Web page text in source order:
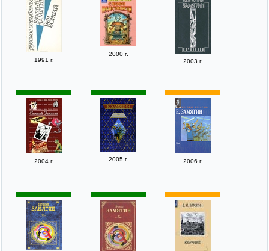
1991 г.
2000 г.
2003 г.
2004 г. 2005 г. 2006 г.